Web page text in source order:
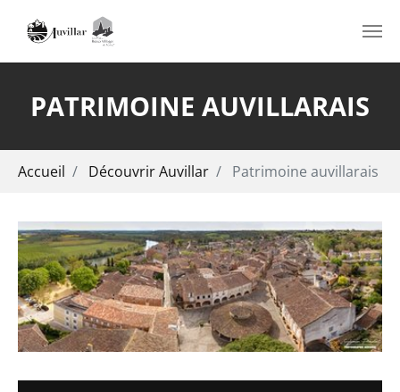
PATRIMOINE AUVILLARAIS
Accueil Découvrir Auvillar Patrimoine auvillarais